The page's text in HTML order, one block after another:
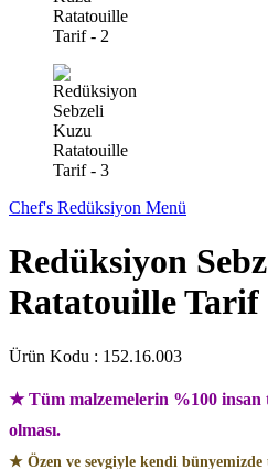
Chef's Redüksiyon Menü
Redüksiyon
Ratatouille Tarif
Ürün Kodu : 152.16.003
★ Tüm malzemelerin %100 insan
olması.
★ Özen ve sevgiyle kendi